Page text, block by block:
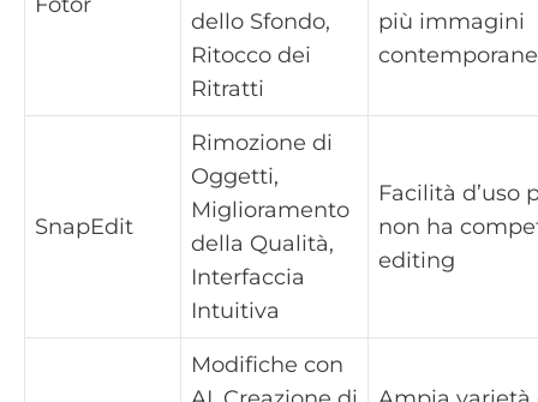
dello Sfondo,
Ritocco dei
Ritratti
più immagini
SnapEdit
Rimozione di
Oggetti,
Miglioramento
della Qualità,
Interfaccia
Intuitiva
Facilità d’uso
non ha
editing
Modifiche con